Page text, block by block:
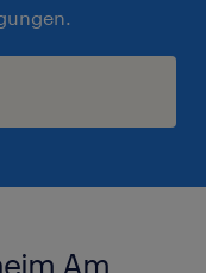
Am